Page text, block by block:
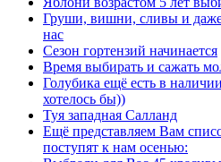
Груши, вишни, сливы и даже
нас
Сезон гортензий начинается
Время выбирать и сажать
Голубика ещё есть в
хотелось бы))
Туя западная Салланд
Ещё представляем Вам
поступят к нам осенью: